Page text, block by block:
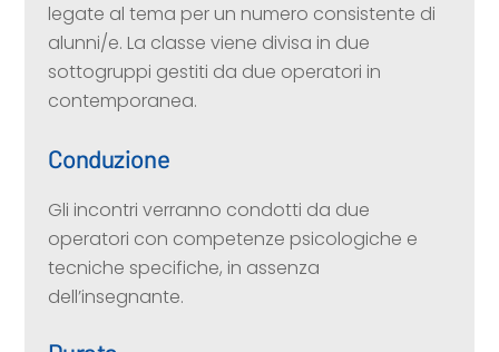
legate al tema per un numero consistente di
alunni/e. La classe viene divisa in due
sottogruppi gestiti da due operatori in
contemporanea.
Conduzione
Gli incontri verranno condotti da due
operatori con competenze psicologiche e
tecniche specifiche, in assenza
dell’insegnante.